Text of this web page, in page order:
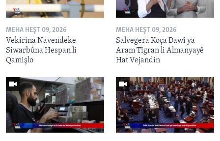
MEHA HEŞT 09, 2026
Vekirina Navendeke
Siwarbûna Hespan li
Qamişlo
MEHA HEŞT 09, 2026
Salvegera Koça Dawî ya
Aram Tîgran li Almanyayê
Hat Vejandin